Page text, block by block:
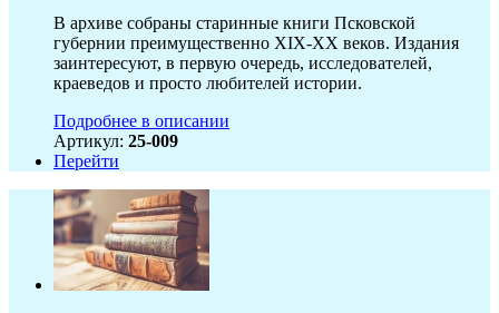
В архиве собраны старинные книги Псковской
губернии преимущественно XIX-ХХ веков. Издания
заинтересуют, в первую очередь, исследователей,
краеведов и просто любителей истории.
Подробнее в описании
Артикул: 25-009
Перейти